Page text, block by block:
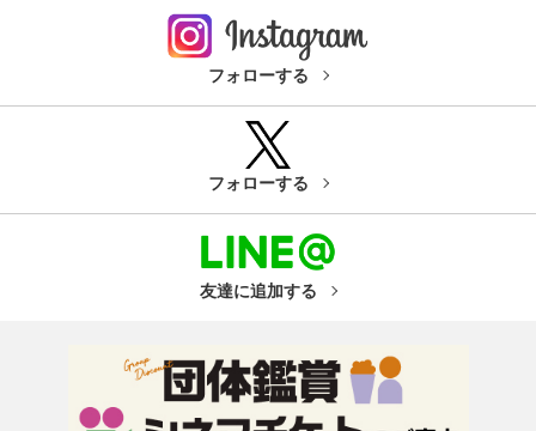
フォローする
フォローする
友達に追加する